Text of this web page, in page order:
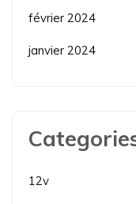
février 2024
janvier 2024
12v